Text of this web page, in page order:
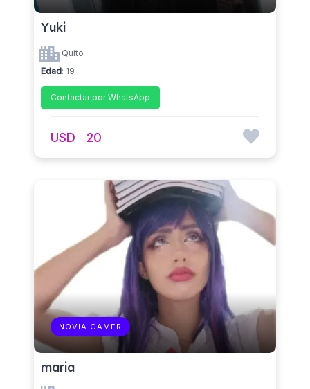
Yuki
Quito
Edad: 19
Contactar por WhatsApp
USD 20
NOVIA GAMER
maria